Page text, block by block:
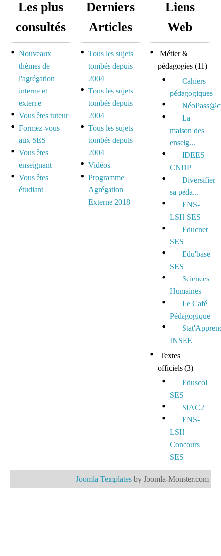
Les plus
consultés
Nouveaux
thèmes de
l'agrégation
interne et
externe
Vous êtes tuteur
Formez-vous
aux SES
Vous êtes
enseignant
Vous êtes
étudiant
Derniers
Articles
Tous les sujets
tombés depuis
2004
Tous les sujets
tombés depuis
2004
Tous les sujets
tombés depuis
2004
Vidéos
Programme
Agrégation
Externe 2018
Liens
Web
Métier &
pédagogies (11)
Cahiers
pédagogiques
La
maison des
enseig...
IDEES
CNDP
Diversifier
sa péda...
ENS-
LSH SES
Educnet
SES
Edu'base
SES
Sciences
Humaines
Le Café
Pédagogique
INSEE
Textes
officiels (3)
Eduscol
SES
SIAC2
ENS-
LSH
Concours
SES
Joomla Templates by Joomla-Monster.com